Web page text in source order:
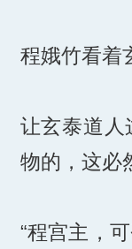
程娥竹看着
让玄泰道人
物的，这必
“程宫主，